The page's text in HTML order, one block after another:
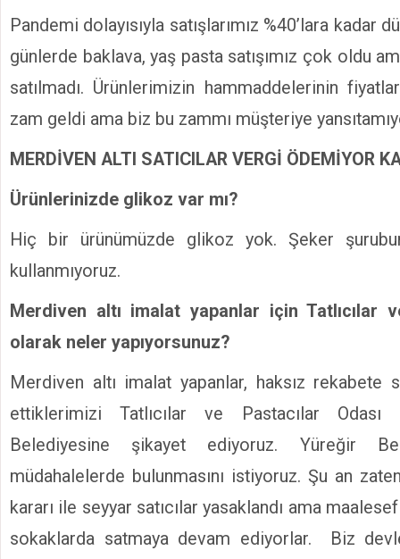
Pandemi dolayısıyla satışlarımız %40’lara kadar
günlerde baklava, yaş pasta satışımız çok oldu
satılmadı. Ürünlerimizin hammaddelerinin
zam geldi ama biz bu zammı müşteriye
MERDİVEN ALTI SATICILAR VERGİ ÖDEMİYOR
Ürünlerinizde glikoz var mı?
Hiç bir ürünümüzde glikoz yok. Şeker
kullanmıyoruz.
Merdiven altı imalat yapanlar için Tatlıcılar
olarak neler yapıyorsunuz?
Merdiven altı imalat yapanlar, haksız rekabete
ettiklerimizi Tatlıcılar ve Pastacılar Odası
Belediyesine şikayet ediyoruz. Yüreğir
müdahalelerde bulunmasını istiyoruz. Şu an
kararı ile seyyar satıcılar yasaklandı ama
sokaklarda satmaya devam ediyorlar. Biz